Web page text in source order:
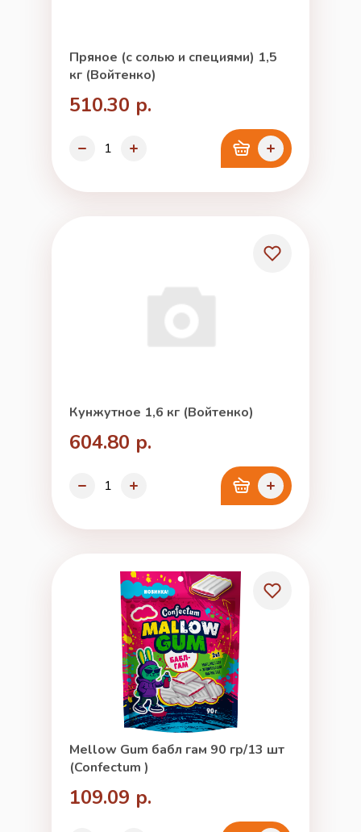
Пряное (с солью и специями) 1,5
кг (Войтенко)
510.30 р.
Кунжутное 1,6 кг (Войтенко)
604.80 р.
Mellow Gum бабл гам 90 гр/13 шт
(Confectum )
109.09 р.